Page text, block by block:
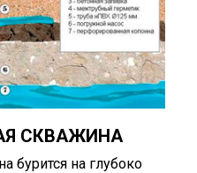
СКВАЖИНА
бурится на глубоко